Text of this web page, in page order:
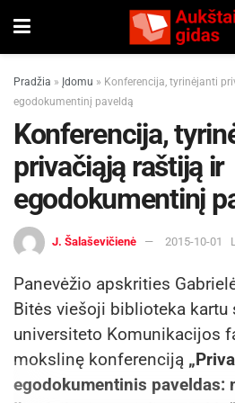
Pradžia » Įdomu » Konferencija, tyrinėjanti
egodokumentinį paveldą
Konferencija,
privačiąją raštiją ir
egodokumentinį
J. Šalaševičienė 2015-10-01
Panevėžio apskrities
Bitės viešoji biblioteka kartu
universiteto Komunikacijos
mokslinę konferenciją
egodokumentinis paveldas: